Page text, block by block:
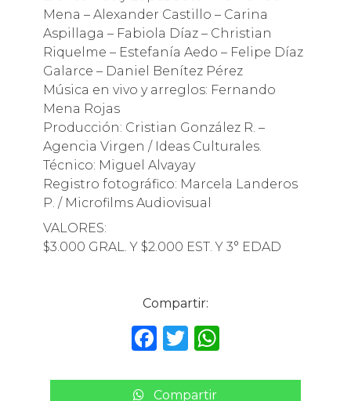
Mena – Alexander Castillo – Carina
Aspillaga – Fabiola Díaz – Christian
Riquelme – Estefanía Aedo – Felipe Díaz
Galarce – Daniel Benítez Pérez
Música en vivo y arreglos: Fernando
Mena Rojas
Producción: Cristian González R. –
Agencia Virgen / Ideas Culturales.
Técnico: Miguel Alvayay
Registro fotográfico: Marcela Landeros
P. / Microfilms Audiovisual
VALORES:
$3.000 GRAL. Y $2.000 EST. Y 3° EDAD
Compartir:
F
c
T
it
W
a
Compartir